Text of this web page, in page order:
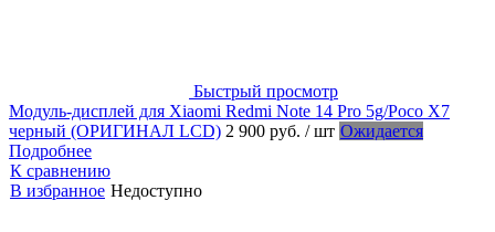
Быстрый просмотр
Модуль-дисплей для Xiaomi Redmi Note 14 Pro 5g/Poco X7
черный (ОРИГИНАЛ LCD) 2 900 руб. / шт Ожидается
Подробнее
К сравнению
В избранное Недоступно